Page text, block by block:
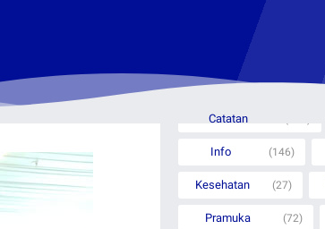
Rubrik Berita
Catatan
Info (146)
Kesehatan (27)
Pramuka (72)